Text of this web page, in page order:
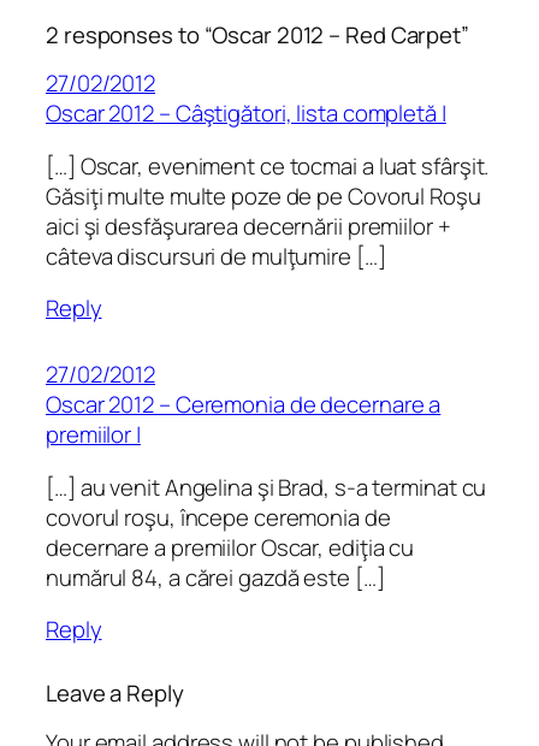
2 responses to “Oscar 2012 – Red Carpet”
27/02/2012
Oscar 2012 – Câştigători, lista completă |
[…] Oscar, eveniment ce tocmai a luat sfârşit.
Găsiţi multe multe poze de pe Covorul Roşu
aici şi desfăşurarea decernării premiilor +
câteva discursuri de mulţumire […]
Reply
27/02/2012
Oscar 2012 – Ceremonia de decernare a
premiilor |
[…] au venit Angelina şi Brad, s-a terminat cu
covorul roşu, începe ceremonia de
decernare a premiilor Oscar, ediţia cu
numărul 84, a cărei gazdă este […]
Reply
Leave a Reply